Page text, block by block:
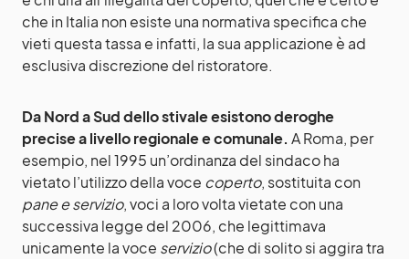
che in Italia non esiste una normativa specifica che
vieti questa tassa e infatti, la sua applicazione è ad
esclusiva discrezione del ristoratore.
Da Nord a Sud dello stivale esistono deroghe
precise a livello regionale e comunale. A Roma, per
esempio, nel 1995 un’ordinanza del sindaco ha
vietato l’utilizzo della voce coperto, sostituita con
pane e servizio, voci a loro volta vietate con una
successiva legge del 2006, che legittimava
unicamente la voce servizio(che di solito si aggira tra